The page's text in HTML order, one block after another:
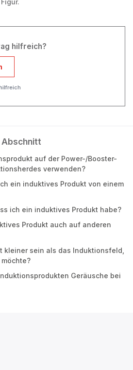
hilfreich?
Abschnitt
auf der Power-/Booster-
verwenden?
ein induktives Produkt von einem
ich ein induktives Produkt habe?
Produkt auch auf anderen
kleiner sein als das Induktionsfeld,
Geräusche bei